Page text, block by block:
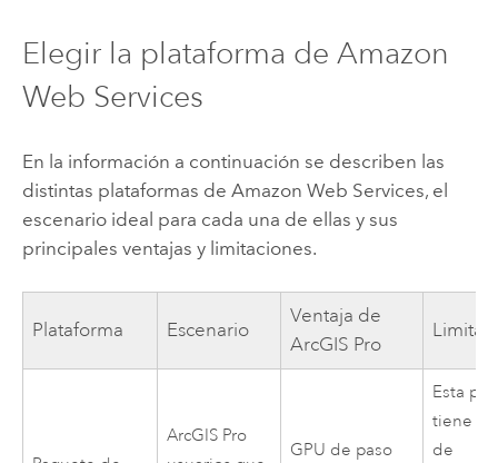
Elegir la plataforma de Amazon
Web Services
En la información a continuación se describen las
distintas plataformas de Amazon Web Services, el
escenario ideal para cada una de ellas y sus
principales ventajas y limitaciones.
Plataforma Escenario
Ventaja de
ArcGIS Pro
ArcGIS Pro
GPU de paso
Esta
tiene
de